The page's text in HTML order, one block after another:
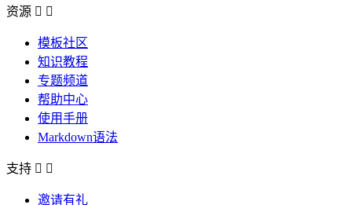
资源  
模板社区
知识教程
专题频道
帮助中心
使用手册
Markdown语法
支持  
邀请有礼